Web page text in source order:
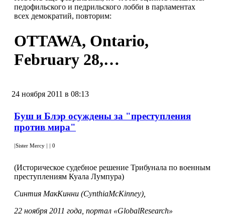
педофильского и педрильского лобби в парламентах
всех демократий, повторим:
OTTAWA, Ontario,
February 28,…
24 ноября 2011 в 08:13
Буш и Блэр осуждены за "преступления
против мира"
|Sister Mercy | | 0
(Историческое судебное решение Трибунала по военным
преступлениям Куала Лумпура)
Синтия МакКинни (CynthiaMcKinney),
22 ноября 2011 года, портал «GlobalResearch»